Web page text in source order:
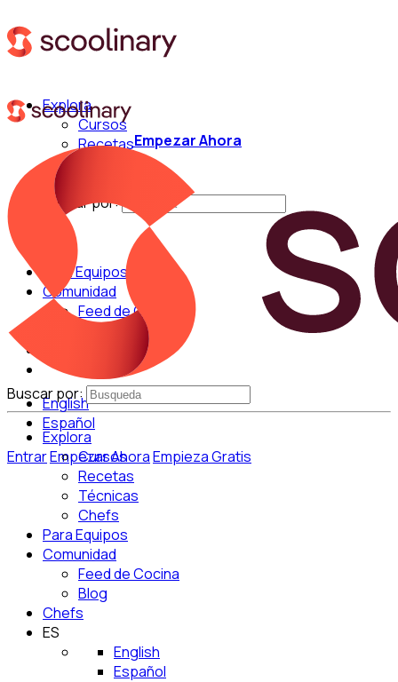
Explora
Cursos
Recetas
Buscar por:
Para Equipos
Comunidad
Feed de Cocina
English
Español
EntrarEmpezar AhoraEmpieza Gratis
Empezar Ahora
Buscar por:
Explora
Cursos
Recetas
Técnicas
Chefs
Para Equipos
Comunidad
Feed de Cocina
Blog
Chefs
ES
English
Español